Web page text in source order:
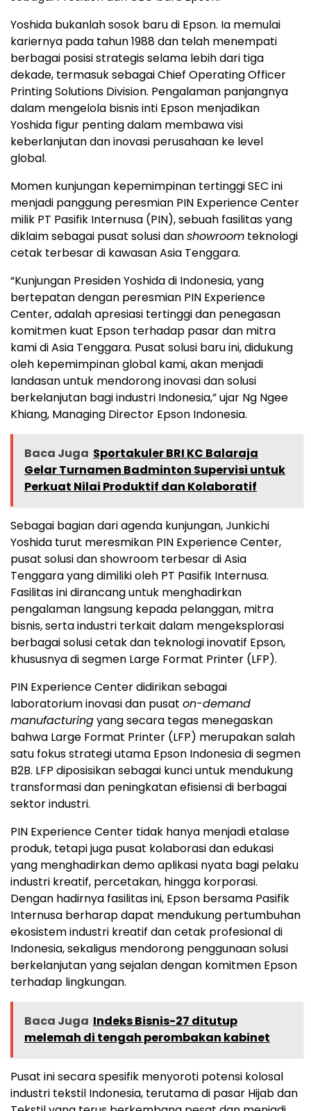
Yoshida bukanlah sosok baru di Epson. Ia memulai
kariernya pada tahun 1988 dan telah menempati
berbagai posisi strategis selama lebih dari tiga
dekade, termasuk sebagai Chief Operating Officer
Printing Solutions Division. Pengalaman panjangnya
dalam mengelola bisnis inti Epson menjadikan
Yoshida figur penting dalam membawa visi
keberlanjutan dan inovasi perusahaan ke level
global.
Momen kunjungan kepemimpinan tertinggi SEC ini
menjadi panggung peresmian PIN Experience Center
milik PT Pasifik Internusa (PIN), sebuah fasilitas yang
diklaim sebagai pusat solusi danshowroom teknologi
cetak terbesar di kawasan Asia Tenggara.
“Kunjungan Presiden Yoshida di Indonesia, yang
bertepatan dengan peresmian PIN Experience
Center, adalah apresiasi tertinggi dan penegasan
komitmen kuat Epson terhadap pasar dan mitra
kami di Asia Tenggara. Pusat solusi baru ini, didukung
oleh kepemimpinan global kami, akan menjadi
landasan untuk mendorong inovasi dan solusi
berkelanjutan bagi industri Indonesia,” ujar Ng Ngee
Khiang, Managing Director Epson Indonesia.
Baca Juga Sportakuler BRI KC Balaraja
Gelar Turnamen Badminton Supervisi untuk
Perkuat Nilai Produktif dan Kolaboratif
Sebagai bagian dari agenda kunjungan, Junkichi
Yoshida turut meresmikan PIN Experience Center,
pusat solusi dan showroom terbesar di Asia
Tenggara yang dimiliki oleh PT Pasifik Internusa.
Fasilitas ini dirancang untuk menghadirkan
pengalaman langsung kepada pelanggan, mitra
bisnis, serta industri terkait dalam mengeksplorasi
berbagai solusi cetak dan teknologi inovatif Epson,
khususnya di segmen Large Format Printer (LFP).
PIN Experience Center didirikan sebagai
laboratorium inovasi dan pusat on-demand
manufacturingyang secara tegas menegaskan
bahwa Large Format Printer (LFP) merupakan salah
satu fokus strategi utama Epson Indonesia di segmen
B2B. LFP diposisikan sebagai kunci untuk mendukung
transformasi dan peningkatan efisiensi di berbagai
sektor industri.
PIN Experience Center tidak hanya menjadi etalase
produk, tetapi juga pusat kolaborasi dan edukasi
yang menghadirkan demo aplikasi nyata bagi pelaku
industri kreatif, percetakan, hingga korporasi.
Dengan hadirnya fasilitas ini, Epson bersama Pasifik
Internusa berharap dapat mendukung pertumbuhan
ekosistem industri kreatif dan cetak profesional di
Indonesia, sekaligus mendorong penggunaan solusi
berkelanjutan yang sejalan dengan komitmen Epson
terhadap lingkungan.
Baca Juga Indeks Bisnis-27 ditutup
melemah di tengah perombakan kabinet
Pusat ini secara spesifik menyoroti potensi kolosal
industri tekstil Indonesia, terutama di pasar Hijab dan